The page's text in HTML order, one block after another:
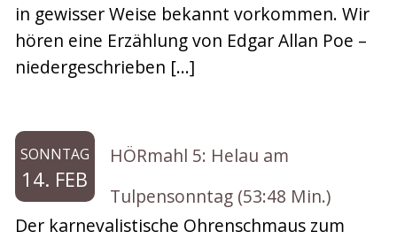
in gewisser Weise bekannt vorkommen. Wir
hören eine Erzählung von Edgar Allan Poe –
niedergeschrieben […]
SONNTAG
14. FEB
HÖRmahl 5: Helau am
Tulpensonntag (53:48 Min.)
Der karnevalistische Ohrenschmaus zum